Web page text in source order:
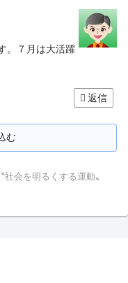
。７月は大活躍
返信
む
〝社会を明るくする運動〟